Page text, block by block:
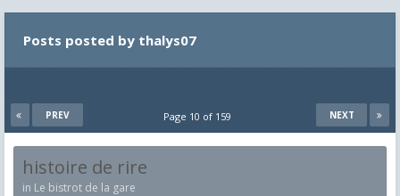
Posts posted by thalys07
PREV NEXT
Page 10 of 159
histoire de rire
in Le bistrot de la gare